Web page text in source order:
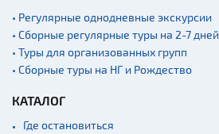
• Регулярные однодневные экскурсии
• Сборные регулярные туры на 2-7 дней
• Туры для организованных групп
• Сборные туры на НГ и Рождество
КАТАЛОГ
Где остановиться